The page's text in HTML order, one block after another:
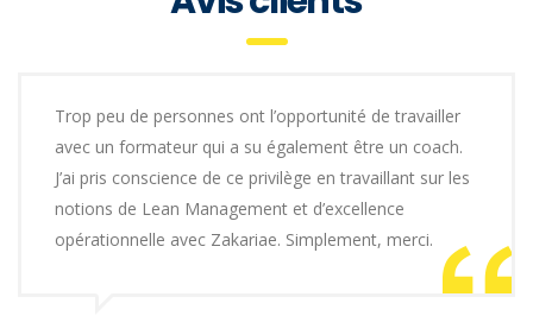
Trop peu de personnes ont l’opportunité de travailler
avec un formateur qui a su également être un coach.
J’ai pris conscience de ce privilège en travaillant sur les
notions de Lean Management et d’excellence
opérationnelle avec Zakariae. Simplement, merci.